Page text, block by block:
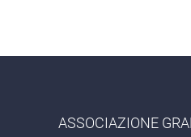
ASSOCIAZIONE